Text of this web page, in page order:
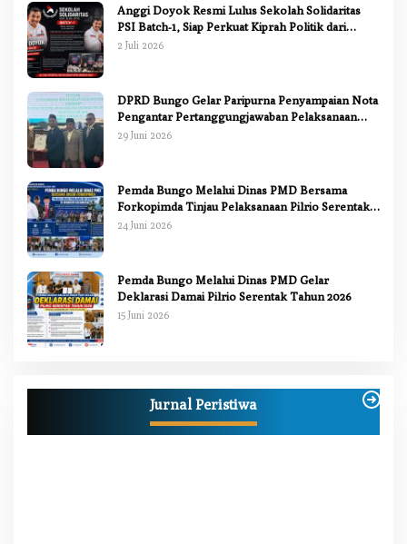
Anggi Doyok Resmi Lulus Sekolah Solidaritas
PSI Batch-1, Siap Perkuat Kiprah Politik dari
Daerah
2 Juli 2026
DPRD Bungo Gelar Paripurna Penyampaian Nota
Pengantar Pertanggungjawaban Pelaksanaan
APBD 2025
29 Juni 2026
Pemda Bungo Melalui Dinas PMD Bersama
Forkopimda Tinjau Pelaksanaan Pilrio Serentak
2026
24 Juni 2026
Pemda Bungo Melalui Dinas PMD Gelar
Deklarasi Damai Pilrio Serentak Tahun 2026
15 Juni 2026
Jurnal Peristiwa
PSI Batch-1, Siap Perkuat Kiprah Politik dari
Di Berita, Bungo, Daerah, Nasional, Peristiwa, Politik